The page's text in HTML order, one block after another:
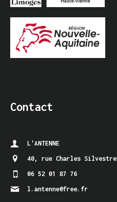
Contact
L'ANTENNE
40, rue Charles Silvestre
06 52 01 87 76
l.antenne@free.fr